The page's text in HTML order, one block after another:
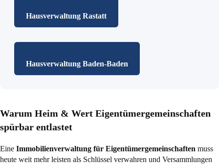
Hausverwaltung Rastatt
Hausverwaltung Baden-Baden
Warum Heim & Wert Eigentümergemeinschaften
spürbar entlastet
Eine Immobilienverwaltung für Eigentümergemeinschaften muss
heute weit mehr leisten als Schlüssel verwahren und Versammlungen